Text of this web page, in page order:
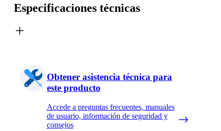
Especificaciones técnicas
Obtener asistencia técnica para
este producto
Accede a preguntas frecuentes, manuales
de usuario, información de seguridad y
consejos